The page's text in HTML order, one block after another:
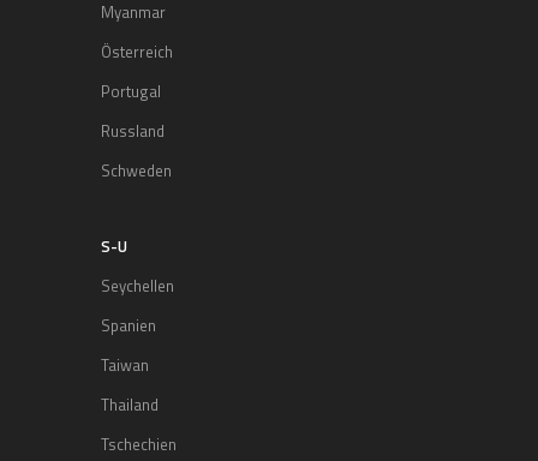
Myanmar
Österreich
Portugal
Russland
Schweden
S-U
Seychellen
Spanien
Taiwan
Thailand
Tschechien